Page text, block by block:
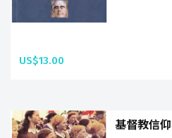
US$13.00
基督教信